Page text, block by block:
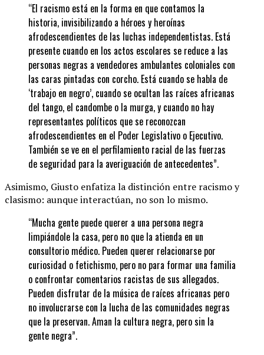
“El racismo está en la forma en que contamos la
historia, invisibilizando a héroes y heroínas
afrodescendientes de las luchas independentistas. Está
presente cuando en los actos escolares se reduce a las
personas negras a vendedores ambulantes coloniales con
las caras pintadas con corcho. Está cuando se habla de
‘trabajo en negro’, cuando se ocultan las raíces africanas
del tango, el candombe o la murga, y cuando no hay
representantes políticos que se reconozcan
afrodescendientes en el Poder Legislativo o Ejecutivo.
También se ve en el perfilamiento racial de las fuerzas
de seguridad para la averiguación de antecedentes”.
Asimismo, Giusto enfatiza la distinción entre racismo y
clasismo: aunque interactúan, no son lo mismo.
“Mucha gente puede querer a una persona negra
limpiándole la casa, pero no que la atienda en un
consultorio médico. Pueden querer relacionarse por
curiosidad o fetichismo, pero no para formar una familia
o confrontar comentarios racistas de sus allegados.
Pueden disfrutar de la música de raíces africanas pero
no involucrarse con la lucha de las comunidades negras
que la preservan. Aman la cultura negra, pero sin la
gente negra”.